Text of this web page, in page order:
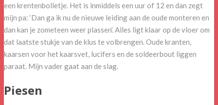
een krentenbolletje. Het is inmiddels een uur of 12 en dan zegt
mijn pa: ‘Dan ga ik nu de nieuwe leiding aan de oude monteren en
dan kan je zometeen weer plassen’. Alles ligt klaar op de vloer om
dat laatste stukje van de klus te volbrengen. Oude kranten,
kaarsen voor het kaarsvet, lucifers en de soldeerbout liggen
paraat. Mijn vader gaat aan de slag.
Piesen